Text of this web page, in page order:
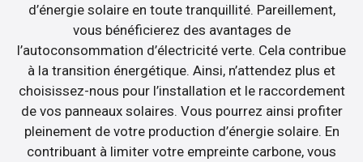
d’énergie solaire en toute tranquillité. Pareillement,
vous bénéficierez des avantages de
l’autoconsommation d’électricité verte. Cela contribue
à la transition énergétique. Ainsi, n’attendez plus et
choisissez-nous pour l’installation et le raccordement
de vos panneaux solaires. Vous pourrez ainsi profiter
pleinement de votre production d’énergie solaire. En
contribuant à limiter votre empreinte carbone, vous